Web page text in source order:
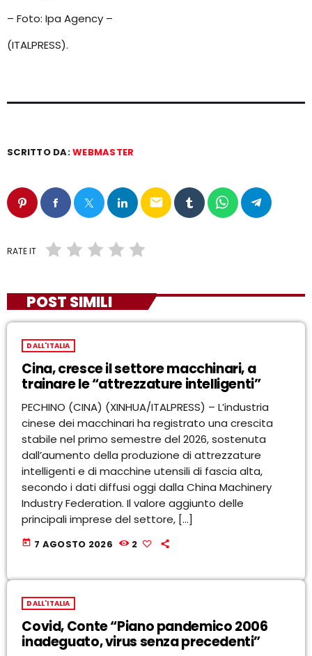
– Foto: Ipa Agency –
(ITALPRESS).
SCRITTO DA:WEBMASTER
email
RATE IT
POST SIMILI
DALL'ITALIA
Cina, cresce il settore macchinari, a
trainare le “attrezzature intelligenti”
PECHINO (CINA) (XINHUA/ITALPRESS) – L’industria
cinese dei macchinari ha registrato una crescita
stabile nel primo semestre del 2026, sostenuta
dall’aumento della produzione di attrezzature
intelligenti e di macchine utensili di fascia alta,
secondo i dati diffusi oggi dalla China Machinery
Industry Federation. Il valore aggiunto delle
principali imprese del settore, […]
today 7 AGOSTO 2026 2
DALL'ITALIA
Covid, Conte “Piano pandemico 2006
inadeguato, virus senza precedenti”